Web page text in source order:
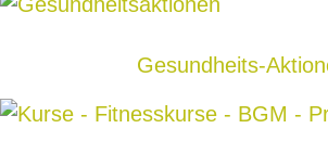
Gesundheits-